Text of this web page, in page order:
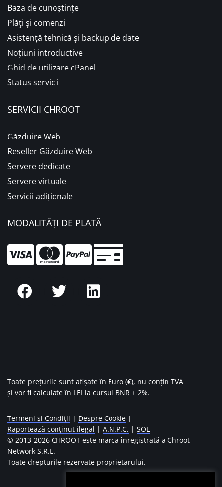
Baza de cunoștințe
Plăţi şi comenzi
Asistență tehnică și backup de date
Noțiuni introductive
Ghid de utilizare cPanel
Status servicii
SERVICII CHROOT
Găzduire Web
Reseller Găzduire Web
Servere dedicate
Servere virtuale
Servicii adiționale
MODALITĂȚI DE PLATĂ
Toate prețurile sunt afișate în Euro (€), nu conțin TVA
și vor fi calculate în LEI la cursul BNR + 2%.
Termeni și Condiții | Despre Cookie |
Raportează conținut ilegal | A.N.P.C. | SOL
© 2013-2026 CHROOT este marca înregistrată a Chroot
Network S.R.L.
Toate drepturile rezervate proprietarului.